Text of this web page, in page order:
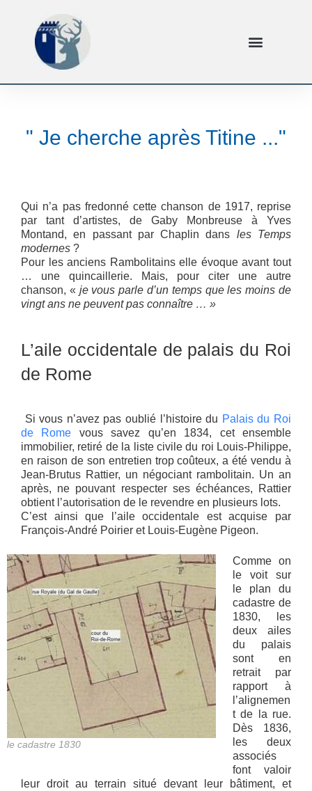
" Je cherche après Titine ..."
Qui n’a pas fredonné cette chanson de 1917, reprise
par tant d’artistes, de Gaby Monbreuse à Yves
Montand, en passant par Chaplin dans les Temps
modernes ?
Pour les anciens Rambolitains elle évoque avant tout
… une quincaillerie. Mais, pour citer une autre
chanson, « je vous parle d’un temps que les moins de
vingt ans ne peuvent pas connaître … »
L’aile occidentale de palais du Roi
de Rome
Si vous n’avez pas oublié l’histoire du Palais du Roi
de Rome vous savez qu’en 1834, cet ensemble
immobilier, retiré de la liste civile du roi Louis-Philippe,
en raison de son entretien trop coûteux, a été vendu à
Jean-Brutus Rattier, un négociant rambolitain. Un an
après, ne pouvant respecter ses échéances, Rattier
obtient l’autorisation de le revendre en plusieurs lots.
C’est ainsi que l’aile occidentale est acquise par
François-André Poirier et Louis-Eugène Pigeon.
le cadastre 1830
Comme on
le voit sur
le plan du
cadastre de
1830, les
deux ailes
du palais
sont en
retrait par
rapport à
l’alignemen
t de la rue.
Dès 1836,
les deux
associés
font valoir
leur droit au terrain situé devant leur bâtiment, et